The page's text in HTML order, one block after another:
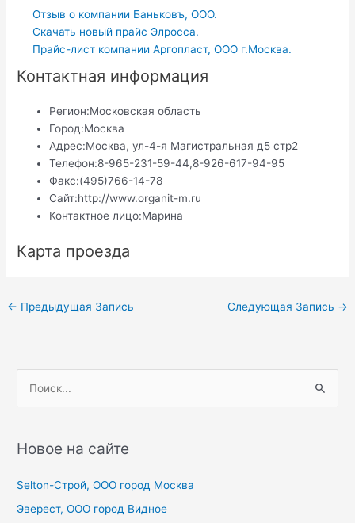
Отзыв о компании Баньковъ, ООО.
Скачать новый прайс Элросса.
Прайс-лист компании Аргопласт, ООО г.Москва.
Контактная информация
Регион:Московская область
Город:Москва
Адрес:Москва, ул-4-я Магистральная д5 стр2
Телефон:8-965-231-59-44,8-926-617-94-95
Факс:(495)766-14-78
Сайт:http://www.organit-m.ru
Контактное лицо:Марина
Карта проезда
Навигация
← Предыдущая Запись Следующая Запись →
с
:
Новое на сайте
Selton-Строй, OOO город Москва
Эверест, ООО город Видное